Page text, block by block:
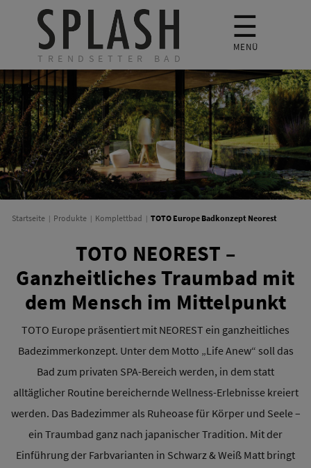
TRENDSETTER BAD
☰
MENÜ
Startseite Produkte Komplettbad TOTO Europe Badkonzept Neorest
TOTO NEOREST –
Ganzheitliches Traumbad mit
dem Mensch im Mittelpunkt
TOTO Europe präsentiert mit NEOREST ein ganzheitliches
Badezimmerkonzept. Unter dem Motto „Life Anew“ soll das
Bad zum privaten SPA-Bereich werden, in dem statt
alltäglicher Routine bereichernde Wellness-Erlebnisse kreiert
werden. Das Badezimmer als Ruheoase für Körper und Seele –
ein Traumbad ganz nach japanischer Tradition. Mit der
Einführung der Farbvarianten in Schwarz & Weiß Matt bringt